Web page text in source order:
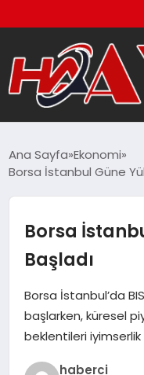
EĞITIM
EKONOMI
Ana Sayfa Ekonomi
Borsa İstanbul Güne
Borsa
Başladı
Borsa İstanbul’da
başlarken, küresel
beklentileri iyimserlik
haberci